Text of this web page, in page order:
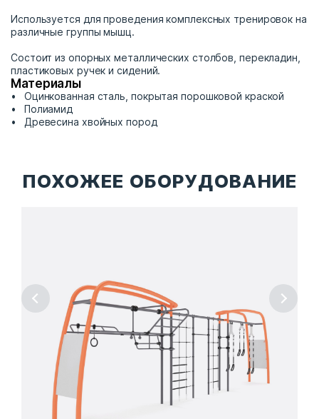
Используется для проведения комплексных тренировок на
различные группы мышц.
Состоит из опорных металлических столбов, перекладин,
пластиковых ручек и сидений.
Материалы
Оцинкованная сталь, покрытая порошковой краской
Полиамид
Древесина хвойных пород
ПОХОЖЕЕ ОБОРУДОВАНИЕ